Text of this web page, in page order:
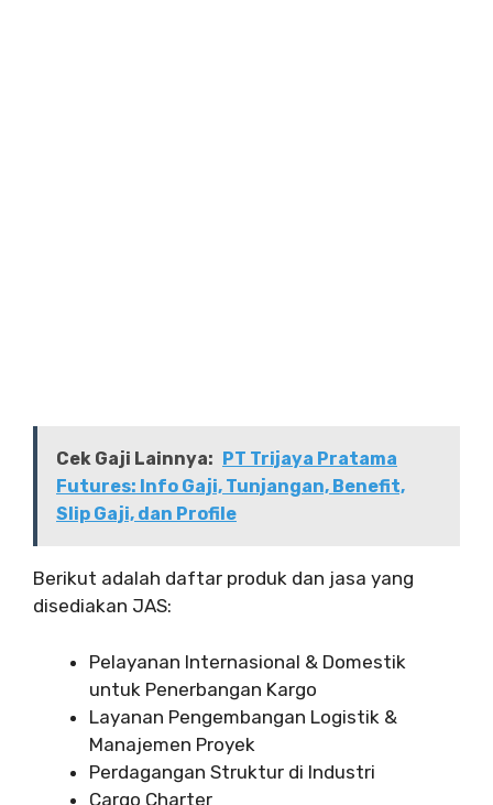
Cek Gaji Lainnya:
PT Trijaya Pratama
Futures: Info Gaji, Tunjangan, Benefit,
Slip Gaji, dan Profile
Berikut adalah daftar produk dan jasa yang
disediakan JAS:
Pelayanan Internasional & Domestik
untuk Penerbangan Kargo
Layanan Pengembangan Logistik &
Manajemen Proyek
Perdagangan Struktur di Industri
Cargo Charter